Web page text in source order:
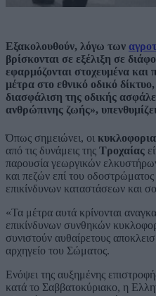
Εξακολουθούν, λόγω των
βρίσκονται σε εξέλιξη σε
εφαρμόζονται στοχευμένα
μέτρα στο εθνικό οδικό
διασφάλιση της οδικής
ανθρώπινης ζωής»,
Όπως σημειώνει, οι
από τις δυνάμεις της Τροχαίας
παρουσία γεωργικών
και πεζών επί του
επικίνδυνων καταστάσεων και
«Τα μέτρα αυτά κρίνονται
επικίνδυνων συνθηκών
συνιστούν αυθαίρετους
αρχηγείο του Σώματος.
Ενόψει της αυξημένης
κατά το Σαββατοκύριακο, η